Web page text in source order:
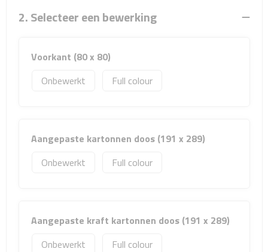
Sport- & Recreatietassen
Picknick rugtassen
2. Selecteer een bewerking
Voorkant (80 x 80)
Onbewerkt
Full colour
Aangepaste kartonnen doos (191 x 289)
Onbewerkt
Full colour
Aangepaste kraft kartonnen doos (191 x 289)
Onbewerkt
Full colour